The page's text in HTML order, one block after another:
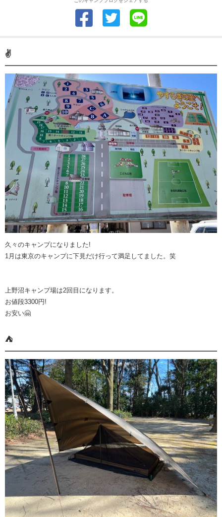
✌️
久々のキャンプになりました!
1月は東京のキャンプに下見だけ行って満足してました。笑
上野沼キャンプ場は2回目になります。
お値段3300円!
お安い🤗
⛺️